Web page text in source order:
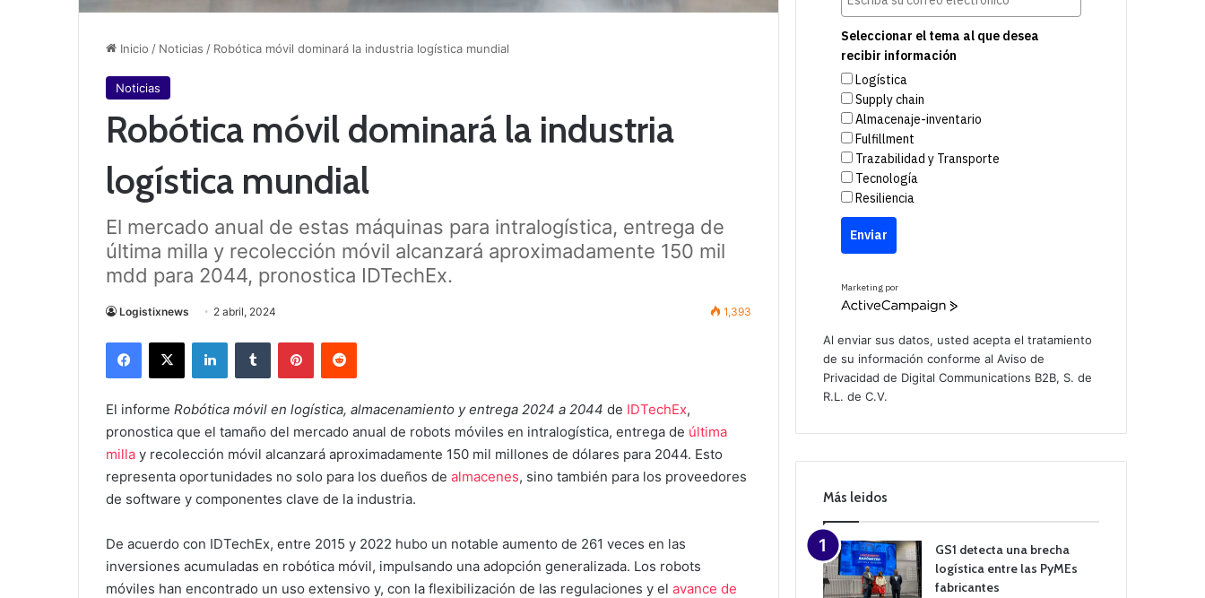
Inicio / Noticias / Robótica móvil dominará la industria logística mundial
Noticias
Robótica móvil dominará la industria
logística mundial
El mercado anual de estas máquinas para intralogística, entrega de
última milla y recolección móvil alcanzará aproximadamente 150 mil
mdd para 2044, pronostica IDTechEx.
Logistixnews 2 abril, 2024 1,393
El informe Robótica móvil en logística, almacenamiento y entrega 2024 a 2044 de IDTechEx,
pronostica que el tamaño del mercado anual de robots móviles en intralogística, entrega de última
milla y recolección móvil alcanzará aproximadamente 150 mil millones de dólares para 2044. Esto
representa oportunidades no solo para los dueños de almacenes, sino también para los proveedores
de software y componentes clave de la industria.
De acuerdo con IDTechEx, entre 2015 y 2022 hubo un notable aumento de 261 veces en las
inversiones acumuladas en robótica móvil, impulsando una adopción generalizada. Los robots
móviles han encontrado un uso extensivo y, con la flexibilización de las regulaciones y el avance de
Seleccionar el tema al que desea
recibir información
Logística
Supply chain
Almacenaje-inventario
Fulfillment
Trazabilidad y Transporte
Tecnología
Resiliencia
Enviar
Marketing por
A
v
e
p
i
n
Al enviar sus datos, usted acepta el tratamiento
de su información conforme alAviso de
Privacidad de Digital Communications B2B, S. de
R.L. de C.V.
Más leidos
GS1 detecta una brecha
logística entre las PyMEs
fabricantes